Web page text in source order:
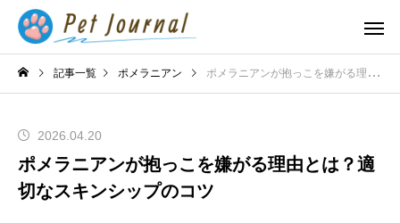
記事一覧 ポメラニアン ポメラニアンが抱っこを嫌がる理由とは？適切なスキンシップのコツ
2026.04.20
ポメラニアンが抱っこを嫌がる理由とは？適
切なスキンシップのコツ